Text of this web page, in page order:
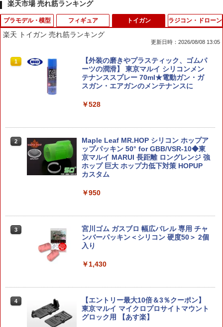
楽天市場 売れ筋ランキング
プラモデル・模型
1
光栄堂 ランドスポンジ【最短営業日発
送】極細 混色 着色スポンジ 樹木 芝 細
植栽表現 樹木模型 ミニチュアツリー 鉄
道模型 ジオラマ 建築模型材料 ハンドメ
1/48 帝国陸海軍航空機 帝国海軍 局地戦
闘機 烈風一一型 プラモデル（再販）[フ
ァインモールド]《発売済・在庫品》
トシリーズ ディアルガ 【2836609】 (プ
ラモデル)【クレジットカード決済限定】
ディープコレットタイプ 【GH-PBS-D
C】 (工具)
フィギュア
1
【メディコム・トイ公式】BE@RBRICK
EIFFEL TOWER 100％ & 400％ TWILIG
HT Ver. ベアブリック フィギュア 人気
おもちゃ おしゃれ かわいい 玩具 人形 置
レゼント 楽天 定価 新品
【メディコム・トイ公式】BE@RBRICK
Sean Wotherspoon COSTUME Ver. 40
0％ ベアブリック フィギュア 人気 おも
ホビー インテリア グッズ ギフト プレゼ
￥24,200
DX超合金 超時空要塞マクロス VF-1S バ
スト&PVC製 塗装済み可動フィギュア 45
73102722270
￥26,400
トイガン
楽天 トイガン 売れ筋ランキング
更新日時：2026/08/08 13:05
1
【外装の磨きやプラスティック、ゴムパ
ーツの潤滑】 東京マルイ シリコンメン
テナンススプレー 70ml★電動ガン・ガ
スガン・エアガンのメンテナンスに
￥528
2
Maple Leaf MR.HOP シリコン ホップア
ップパッキン 50° for GBB/VSR-10◆東
京マルイ MARUI 長距離 ロングレンジ 強
ホップ 巨大 ホップ力低下対策 HOPUP
カスタム
￥950
3
宮川ゴム ガスブロ 幅広バレル 専用 チャ
ンバーパッキン＜シリコン 硬度50＞ 2個
入り
￥1,430
4
【エントリー最大10倍＆3％クーポン】
東京マルイ マイクロプロサイトマウント
グロック用 【あす楽】
ラジコン・ドローン